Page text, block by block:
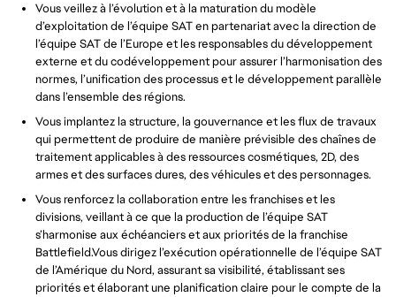
Vous veillez à l’évolution et à la maturation du modèle
d’exploitation de l’équipe SAT en partenariat avec la direction de
l’équipe SAT de l’Europe et les responsables du développement
externe et du codéveloppement pour assurer l’harmonisation des
normes, l’unification des processus et le développement parallèle
dans l’ensemble des régions.
Vous implantez la structure, la gouvernance et les flux de travaux
qui permettent de produire de manière prévisible des chaînes de
traitement applicables à des ressources cosmétiques, 2D, des
armes et des surfaces dures, des véhicules et des personnages.
Vous renforcez la collaboration entre les franchises et les
divisions, veillant à ce que la production de l’équipe SAT
s’harmonise aux échéanciers et aux priorités de la franchise
Battlefield.Vous dirigez l’exécution opérationnelle de l’équipe SAT
de l’Amérique du Nord, assurant sa visibilité, établissant ses
priorités et élaborant une planification claire pour le compte de la